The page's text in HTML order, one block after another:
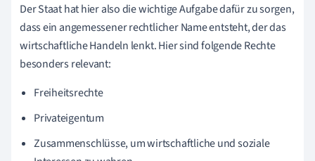
Der Staat hat hier also die wichtige Aufgabe dafür zu sorgen,
dass ein angemessener rechtlicher Name entsteht, der das
wirtschaftliche Handeln lenkt. Hier sind folgende Rechte
besonders relevant:
Freiheitsrechte
Privateigentum
Zusammenschlüsse, um wirtschaftliche und soziale